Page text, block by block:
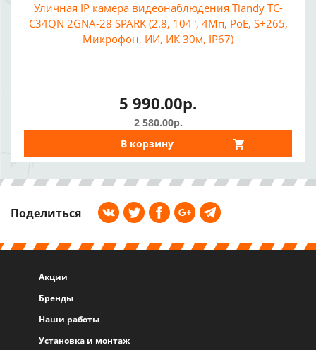
Уличная IP камера видеонаблюдения Tiandy TC-
C34QN 2GNA-28 SPARK (2.8, 104°, 4Мп, PoE, S+265,
Микрофон, ИИ, ИК 30м, IP67)
5 990.00р.
2 580.00р.
В корзину
Поделиться
Акции
Бренды
Наши работы
Установка и монтаж